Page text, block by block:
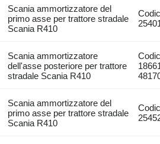
Scania ammortizzatore del
primo asse per trattore stradale
Scania R410
Scania ammortizzatore
dell'asse posteriore per trattore
stradale Scania R410
Scania ammortizzatore del
primo asse per trattore stradale
Scania R410